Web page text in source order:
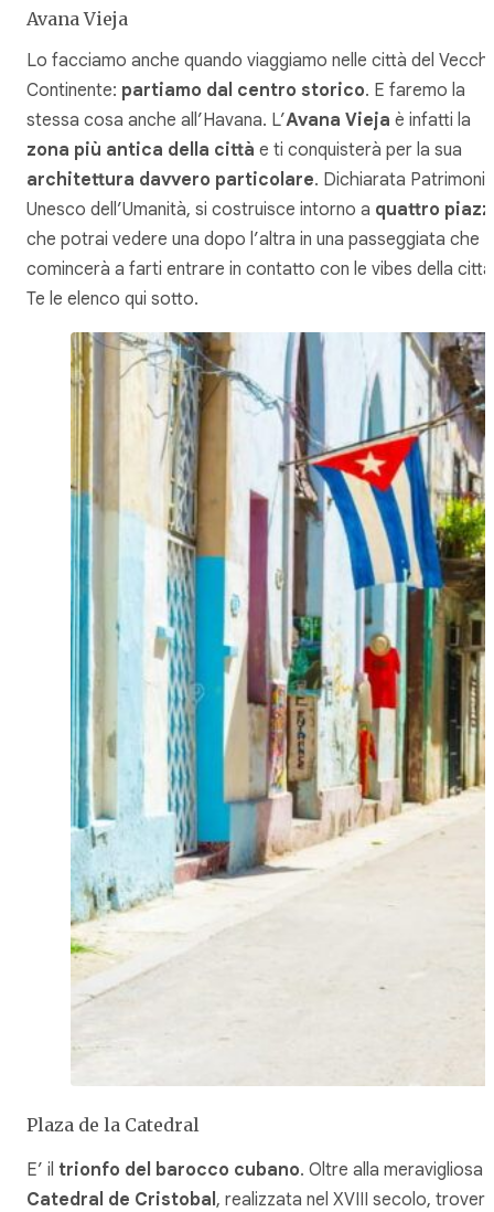
Avana Vieja
Lo facciamo anche quando viaggiamo nelle città del
Continente: partiamo dal centro storico. E faremo la
stessa cosa anche all’Havana. L’Avana Vieja è infatti la
zona più antica della città e ti conquisterà per la sua
architettura davvero particolare. Dichiarata
Unesco dell’Umanità, si costruisce intorno a quattro
che potrai vedere una dopo l’altra in una passeggiata che
comincerà a farti entrare in contatto con le vibes della
Te le elenco qui sotto.
Plaza de la Catedral
E’ il trionfo del barocco cubano. Oltre alla meravigliosa
Catedral de Cristobal, realizzata nel XVIII secolo,